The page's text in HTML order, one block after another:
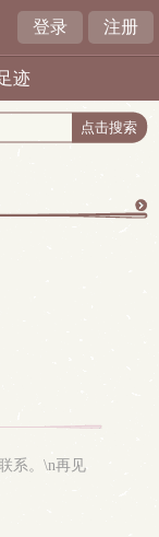
登录 注册
迹
系。\n再见